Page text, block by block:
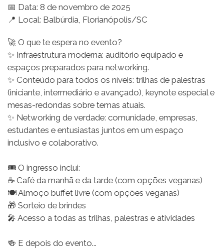
📅 Data: 8 de novembro de 2025
📍 Local: Balbúrdia, Florianópolis/SC
🚀 O que te espera no evento?
✨ Infraestrutura moderna: auditório equipado e
espaços preparados para networking.
✨ Conteúdo para todos os níveis: trilhas de palestras
(iniciante, intermediário e avançado), keynote especial e
mesas-redondas sobre temas atuais.
✨ Networking de verdade: comunidade, empresas,
estudantes e entusiastas juntos em um espaço
inclusivo e colaborativo.
🎟️ O ingresso inclui:
☕ Café da manhã e da tarde (com opções veganas)
🍽️ Almoço buffet livre (com opções veganas)
🎁 Sorteio de brindes
🎤 Acesso a todas as trilhas, palestras e atividades
🍻 E depois do evento...